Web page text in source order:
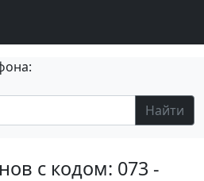
Найти
с кодом: 073 -